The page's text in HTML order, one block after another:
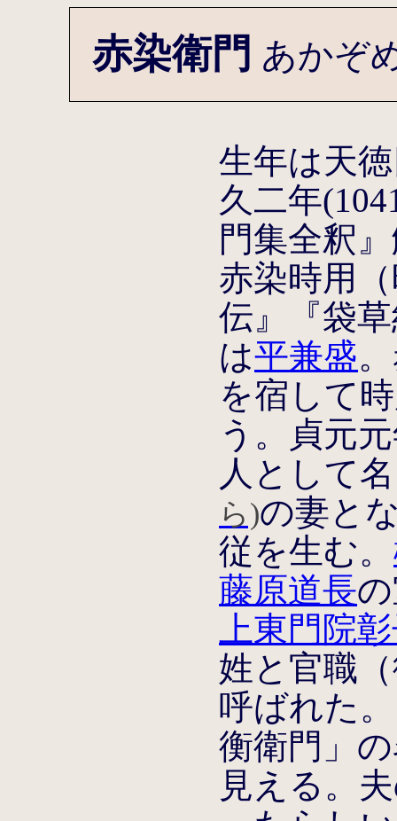
赤染衛門 あかぞ
生年は天
久二年
門集全釈
赤染時用
伝』『袋
は平兼盛
を宿して
う。貞元
人として
ら)の妻と
従を生む。
藤原道長
上東門院
姓と官職
呼ばれた
衡衛門」
見える。